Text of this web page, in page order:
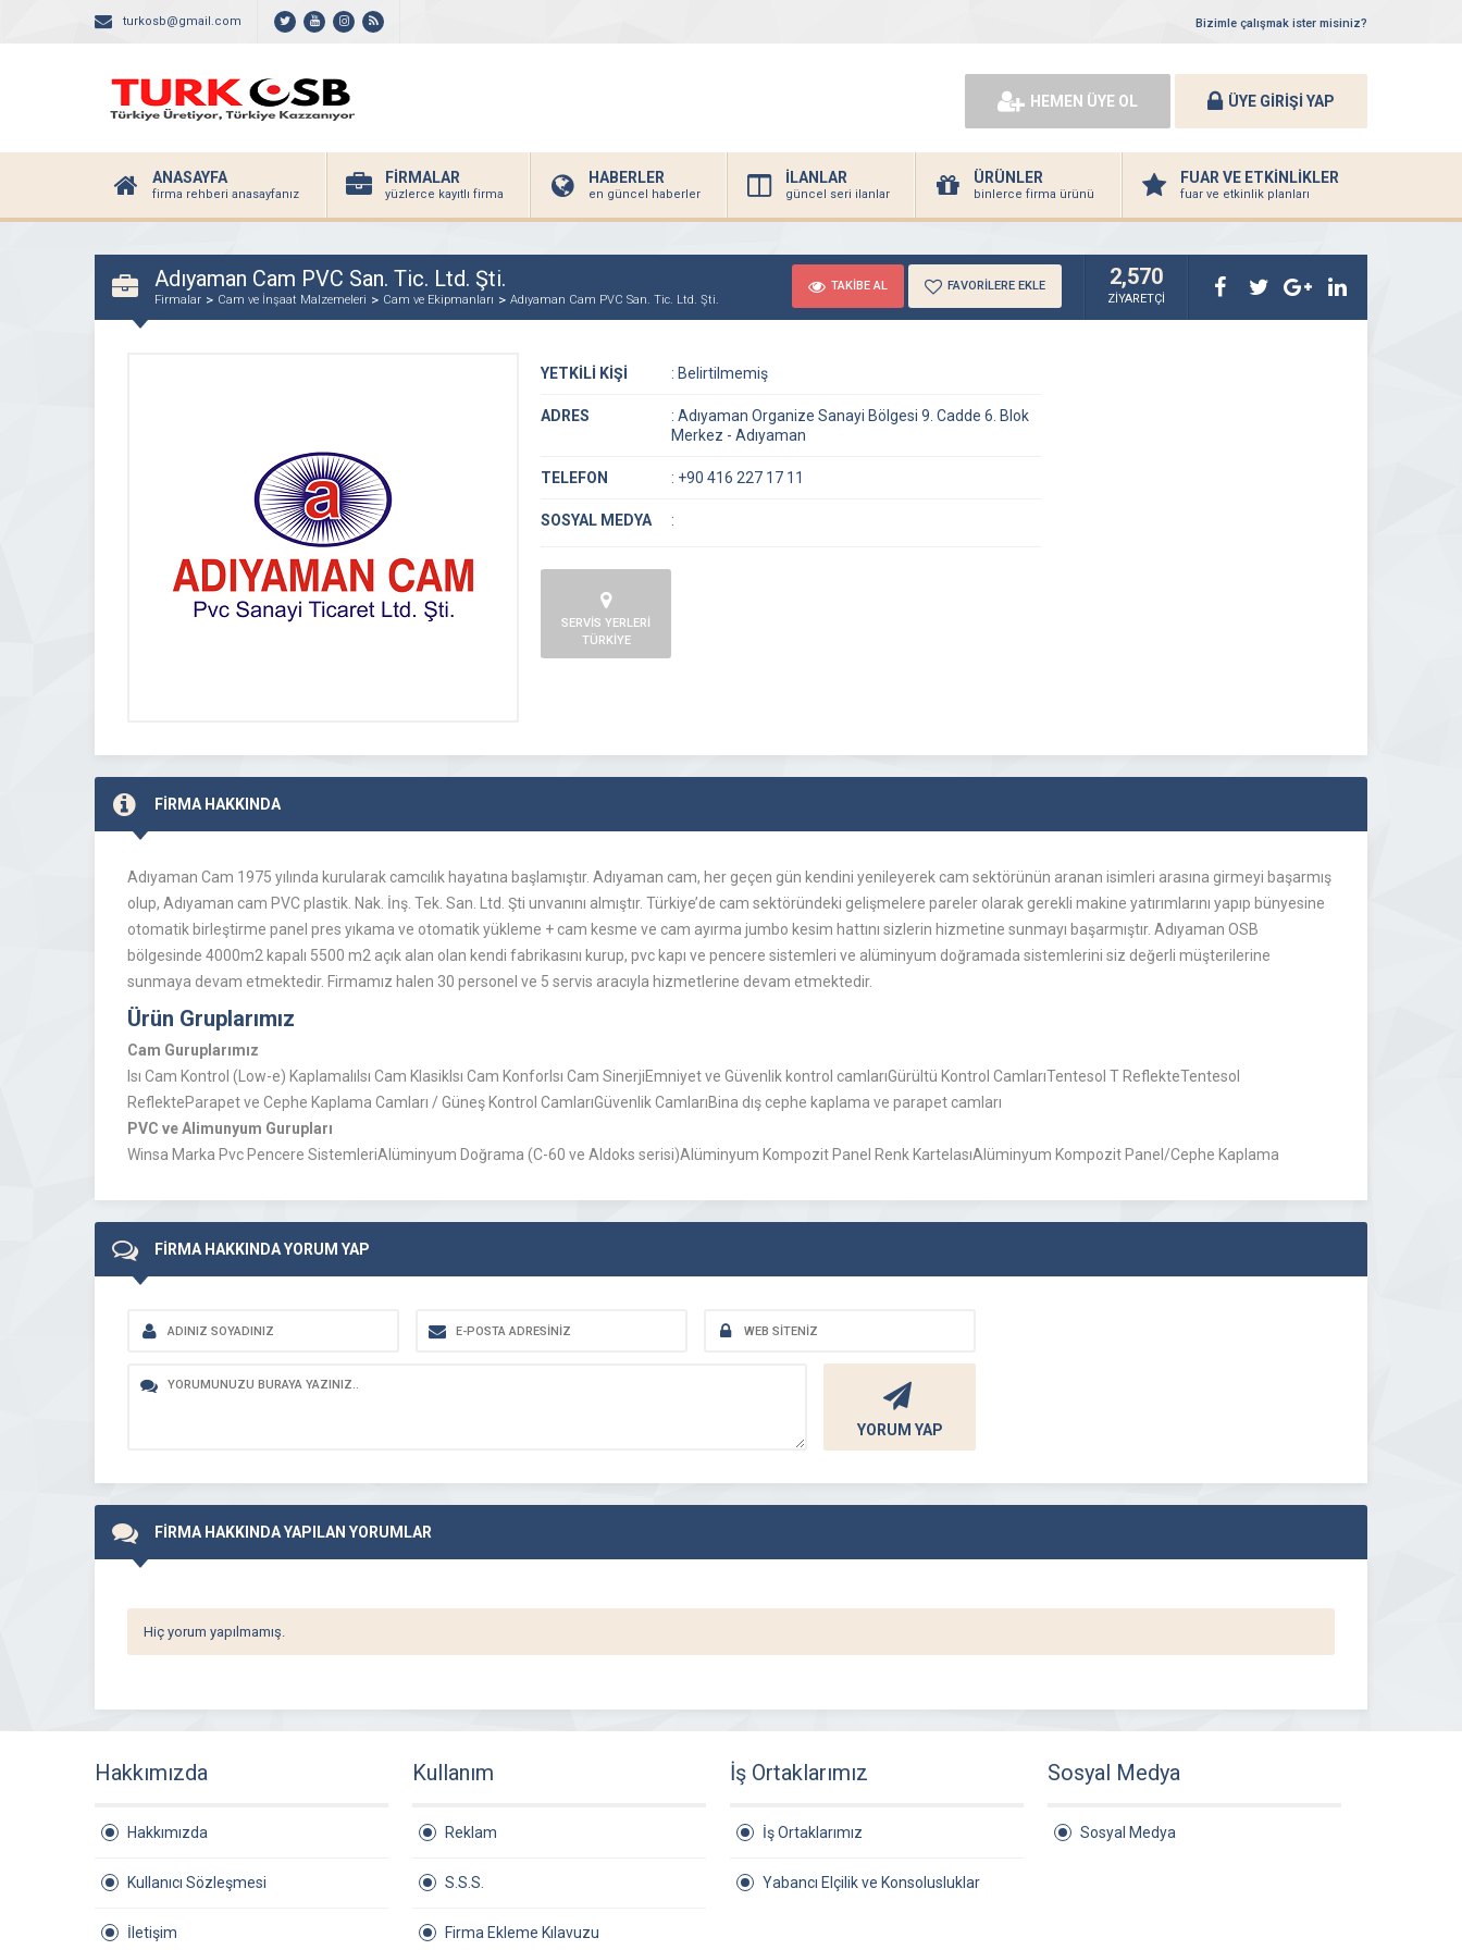
turkosb@gmail.com Bizimle çalışmak ister misiniz?
HEMEN ÜYE OL ÜYE GİRİŞİ YAP
ANASAYFA
firma rehberi anasayfanız
FİRMALAR
yüzlerce kayıtlı firma
HABERLER
en güncel haberler
İLANLAR
güncel seri ilanlar
ÜRÜNLER
binlerce firma ürünü
FUAR VE ETKİNLİKLER
fuar ve etkinlik planları
Adıyaman Cam PVC San. Tic. Ltd. Şti.
Firmalar Cam ve İnşaat Malzemeleri Cam ve Ekipmanları Adıyaman Cam PVC San. Tic. Ltd. Şti.
TAKİBE AL FAVORİLERE EKLE 2,570
ZİYARETÇİ
YETKİLİ KİŞİ : Belirtilmemiş
ADRES : Adıyaman Organize Sanayi Bölgesi 9. Cadde 6. Blok
Merkez - Adıyaman
TELEFON : +90 416 227 17 11
SOSYAL MEDYA :
SERVİS YERLERİ
TÜRKİYE
FİRMA HAKKINDA
Adıyaman Cam 1975 yılında kurularak camcılık hayatına başlamıştır. Adıyaman cam, her geçen gün kendini yenileyerek cam sektörünün aranan isimleri arasına girmeyi başarmış
olup, Adıyaman cam PVC plastik. Nak. İnş. Tek. San. Ltd. Şti unvanını almıştır. Türkiye’de cam sektöründeki gelişmelere pareler olarak gerekli makine yatırımlarını yapıp bünyesine
otomatik birleştirme panel pres yıkama ve otomatik yükleme + cam kesme ve cam ayırma jumbo kesim hattını sizlerin hizmetine sunmayı başarmıştır. Adıyaman OSB
bölgesinde 4000m2 kapalı 5500 m2 açık alan olan kendi fabrikasını kurup, pvc kapı ve pencere sistemleri ve alüminyum doğramada sistemlerini siz değerli müşterilerine
sunmaya devam etmektedir. Firmamız halen 30 personel ve 5 servis aracıyla hizmetlerine devam etmektedir.
Ürün Gruplarımız
Cam Guruplarımız
Isı Cam Kontrol (Low-e) KaplamalıIsı Cam KlasikIsı Cam KonforIsı Cam SinerjiEmniyet ve Güvenlik kontrol camlarıGürültü Kontrol CamlarıTentesol T ReflekteTentesol
ReflekteParapet ve Cephe Kaplama Camları / Güneş Kontrol CamlarıGüvenlik CamlarıBina dış cephe kaplama ve parapet camları
PVC ve Alimunyum Gurupları
Winsa Marka Pvc Pencere SistemleriAlüminyum Doğrama (C-60 ve Aldoks serisi)Alüminyum Kompozit Panel Renk KartelasıAlüminyum Kompozit Panel/Cephe Kaplama
FİRMA HAKKINDA YORUM YAP
YORUM YAP
FİRMA HAKKINDA YAPILAN YORUMLAR
Hiç yorum yapılmamış.
Hakkımızda
Hakkımızda
Kullanıcı Sözleşmesi
İletişim
Kullanım
Reklam
S.S.S.
Firma Ekleme Kılavuzu
İş Ortaklarımız
İş Ortaklarımız
Yabancı Elçilik ve Konsolusluklar
Sosyal Medya
Sosyal Medya